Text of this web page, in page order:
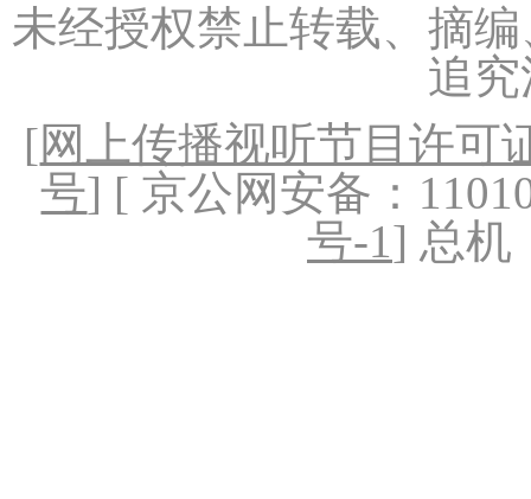
未经授权禁止转载、摘
追
[网上传播视听节目许可
号] [ 京公网安备：
号-1] 总机